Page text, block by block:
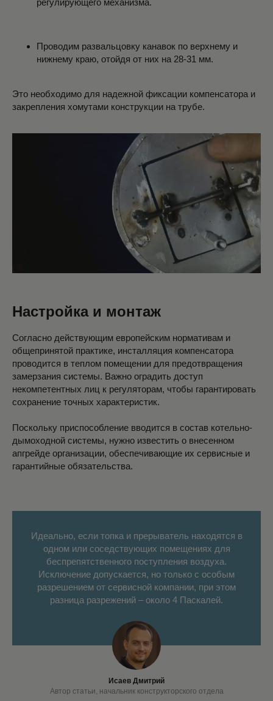
регулирующего механизма.
Проводим развальцовку канавок по верхнему и
нижнему краю, отойдя от них на 28-31 мм.
Это необходимо для надежной фиксации компенсатора и
закрепления хомутами конструкции на трубе.
Настройка и монтаж
Согласно действующим европейским нормативам и
общепринятой практике, инсталляция компенсатора
проводится в теплом помещении для предотвращения
замерзания системы. Важно оградить доступ
некомпетентных лиц к регуляторам, чтобы гарантировать
сохранение точных характеристик.
Поскольку приспособление вводится в состав котельно-
дымоходной системы, нужно известить о внесенном
апгрейде организации, обеспечивающие их сервисные и
гарантийные обязательства.
Идеально, если топка и прерыватель находятся в
одном или соседствующих помещениях для
беспрепятственного поступления воздуха.
Исключение допускается, но только с особым
разрешением от сервисной компании, при этом
разница разрежений – около 4 Паскалей.
Исаев Дмитрий
Автор статьи, начальник конструкторского отдела